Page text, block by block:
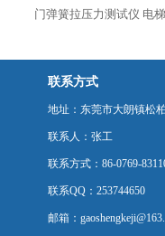
门弹簧拉压力测试仪 电
联系方式
地址：东莞市大朗镇松
联系人：张工
联系方式：86-0769-
联系QQ：253744650
邮箱：